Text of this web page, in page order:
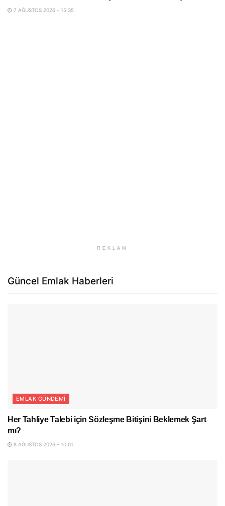
7 AĞUSTOS 2026 - 15:35
REKLAM
Güncel Emlak Haberleri
EMLAK GÜNDEMI
Her Tahliye Talebi için Sözleşme Bitişini Beklemek Şart
mı?
8 AĞUSTOS 2026 - 10:01